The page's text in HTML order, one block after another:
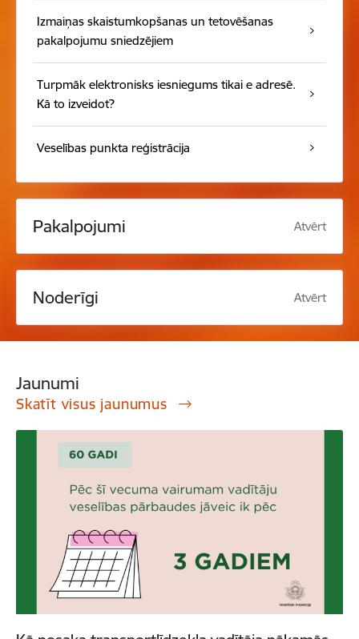
Izmaiņas skaistumkopšanas un tetovēšanas
pakalpojumu sniedzējiem
Turpmāk elektronisks iesniegums tikai e adresē.
Kā to izveidot?
Veselības punkta reģistrācija
Pakalpojumi Atvērt
Noderīgi Atvērt
Jaunumi
Skatīt visus jaunumus